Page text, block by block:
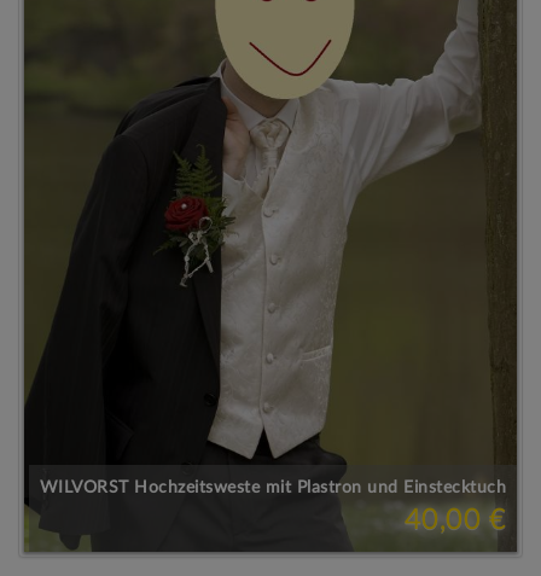
WILVORST Hochzeitsweste mit Plastron und Einstecktuch
40,00 €